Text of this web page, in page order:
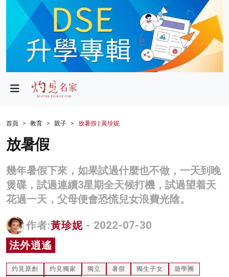
政局
財經
生活
商業
科技
影片
名家榜
灼見活動
首頁 教育 親子 放暑假 | 黃珍妮
放暑假
幾年暑假下來，如果試過什麼也不做，一天到晚
煲碟，試過連續3星期全天候打機，試過望着天
花過一天，父母便會恐慌兒女浪費光陰。
作者:黃珍妮 - 2022-07-30
法外逍遙
灼見原創 灼見獨家 獨立 暑假 獨生子女
遊學團